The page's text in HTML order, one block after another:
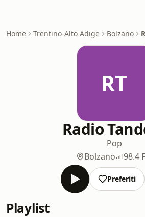
Home Trentino-Alto Adige Bolzano
RT
Radio
Pop
Bolzano
98.4
Preferiti
Playlist